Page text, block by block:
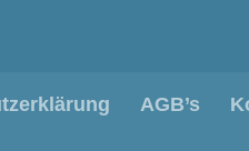
AGB’s